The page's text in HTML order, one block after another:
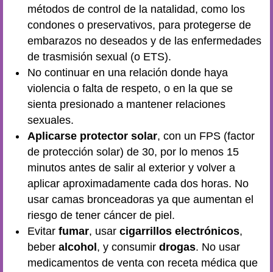
métodos de control de la natalidad, como los
condones o preservativos, para protegerse de
embarazos no deseados y de las enfermedades
de trasmisión sexual (o ETS).
No continuar en una relación donde haya
violencia o falta de respeto, o en la que se
sienta presionado a mantener relaciones
sexuales.
Aplicarse protector solar, con un FPS (factor
de protección solar) de 30, por lo menos 15
minutos antes de salir al exterior y volver a
aplicar aproximadamente cada dos horas. No
usar camas bronceadoras ya que aumentan el
riesgo de tener cáncer de piel.
Evitar fumar, usar cigarrillos electrónicos,
beber alcohol , y consumir drogas. No usar
medicamentos de venta con receta médica que